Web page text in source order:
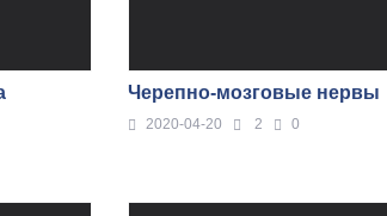
Черепно-мозговые нервы
2020-04-20 2 0